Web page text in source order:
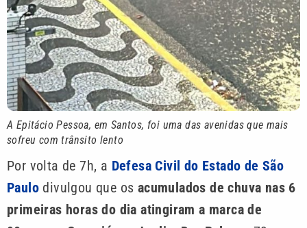
A Epitácio Pessoa, em Santos, foi uma das avenidas que mais
sofreu com trânsito lento
Por volta de 7h, a Defesa Civil do Estado de São
Paulo divulgou que os acumulados de chuva nas 6
primeiras horas do dia atingiram a marca de